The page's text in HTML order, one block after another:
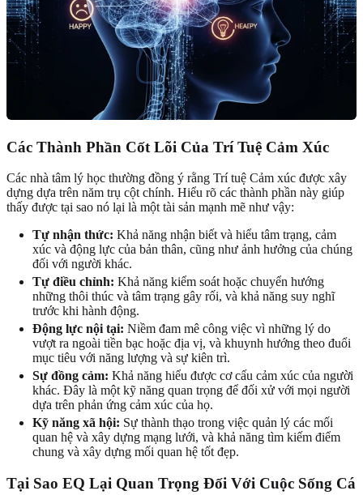
Các Thành Phần Cốt Lõi Của Trí Tuệ Cảm Xúc
Các nhà tâm lý học thường đồng ý rằng Trí tuệ Cảm xúc được xây
dựng dựa trên năm trụ cột chính. Hiểu rõ các thành phần này giúp
thấy được tại sao nó lại là một tài sản mạnh mẽ như vậy:
Tự nhận thức: Khả năng nhận biết và hiểu tâm trạng, cảm
xúc và động lực của bản thân, cũng như ảnh hưởng của chúng
đối với người khác.
Tự điều chỉnh: Khả năng kiểm soát hoặc chuyển hướng
những thôi thúc và tâm trạng gây rối, và khả năng suy nghĩ
trước khi hành động.
Động lực nội tại: Niềm đam mê công việc vì những lý do
vượt ra ngoài tiền bạc hoặc địa vị, và khuynh hướng theo đuổi
mục tiêu với năng lượng và sự kiên trì.
Sự đồng cảm: Khả năng hiểu được cơ cấu cảm xúc của người
khác. Đây là một kỹ năng quan trọng để đối xử với mọi người
dựa trên phản ứng cảm xúc của họ.
Kỹ năng xã hội: Sự thành thạo trong việc quản lý các mối
quan hệ và xây dựng mạng lưới, và khả năng tìm kiếm điểm
chung và xây dựng mối quan hệ tốt đẹp.
Tại Sao EQ Lại Quan Trọng Đối Với Cuộc Sống Cá